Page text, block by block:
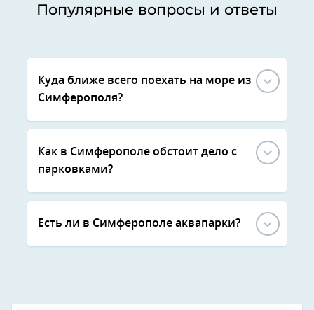
Популярные вопросы и ответы
Куда ближе всего поехать на море из
Симферополя?
Как в Симферополе обстоит дело с
парковками?
Есть ли в Симферополе аквапарки?